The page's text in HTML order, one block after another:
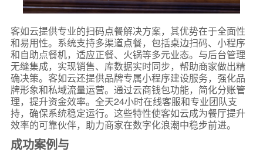
客如云提供专业的扫码点餐解决方案，其优势在于全面性
和易用性。系统支持多渠道点餐，包括桌边扫码、小程序
和自助点餐机，适应正餐、火锅等多元业态。与后台管理
无缝集成，实现销售、库数据实时同步，帮助商家做出精
确决策。客如云还提供品牌专属小程序建设服务，强化品
牌形象和私域流量运营。通过云商钱包功能，简化分账管
理，提升资金效率。全天24小时在线客服和专业团队支
持，确保系统稳定运行。这些特性使客如云成为餐厅提升
效率的可靠伙伴，助力商家在数字化浪潮中稳步前进。
成功案例与